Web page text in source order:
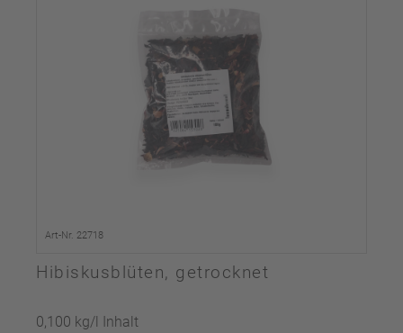
Art-Nr. 22718
Hibiskusblüten, getrocknet
0,100 kg/l Inhalt